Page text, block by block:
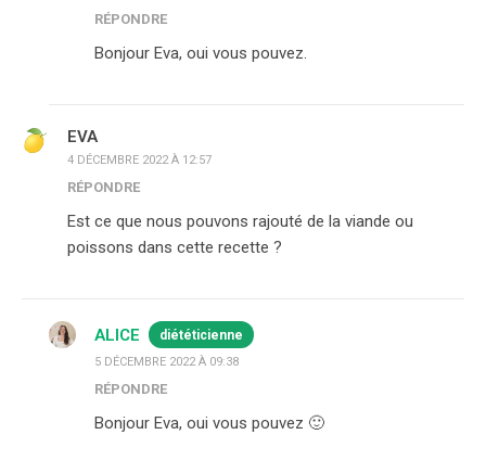
RÉPONDRE
Bonjour Eva, oui vous pouvez.
EVA
4 DÉCEMBRE 2022 À 12:57
RÉPONDRE
Est ce que nous pouvons rajouté de la viande ou
poissons dans cette recette ?
ALICE diététicienne
5 DÉCEMBRE 2022 À 09:38
RÉPONDRE
Bonjour Eva, oui vous pouvez 🙂